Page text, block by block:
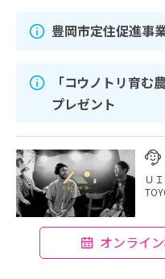
豊岡市定住促進事
「コウノトリ育
プレゼント
Ｕ
オンライ